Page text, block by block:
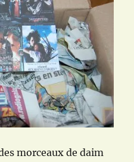
morceaux de daim